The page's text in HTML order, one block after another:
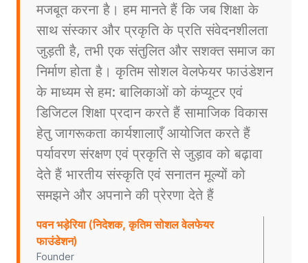
मजबूत करना है। हम मानते हैं कि जब शिक्षा के
साथ संस्कार और प्रकृति के प्रति संवेदनशीलता
जुड़ती है, तभी एक संतुलित और सशक्त समाज का
निर्माण होता है। कृतिम सोशल वेलफेयर फाउंडेशन
के माध्यम से हम: बालिकाओं को कंप्यूटर एवं
डिजिटल शिक्षा प्रदान करते हैं सामाजिक विकास
हेतु जागरूकता कार्यशालाएँ आयोजित करते हैं
पर्यावरण संरक्षण एवं प्रकृति से जुड़ाव को बढ़ावा
देते हैं भारतीय संस्कृति एवं सनातन मूल्यों को
समझने और अपनाने की प्रेरणा देते हैं
पवन भड़ेरिया (निदेशक, कृतिम सोशल वेलफेयर
फाउंडेशन)
Founder